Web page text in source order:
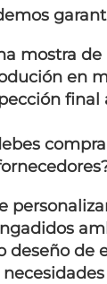
mostra
en
final
deseño de